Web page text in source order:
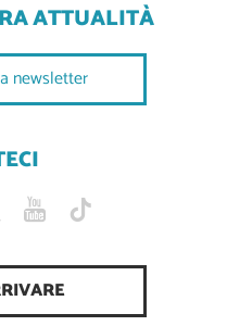
ATTUALITÀ
newsletter